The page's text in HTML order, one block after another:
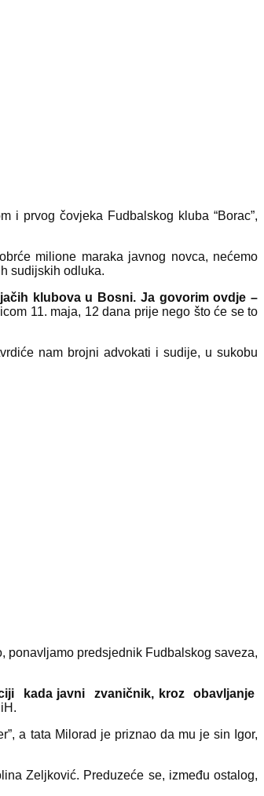
i prvog čovjeka Fudbalskog kluba “Borac”,
milione maraka javnog novca, nećemo
sudijskih odluka.
klubova u Bosni. Ja govorim ovdje –
11. maja, 12 dana prije nego što će se to
nam brojni advokati i sudije, u sukobu
ponavljamo predsjednik Fudbalskog saveza,
kada javni zvaničnik, kroz obavljanje
a tata Milorad je priznao da mu je sin Igor,
Zeljković. Preduzeće se, između ostalog,